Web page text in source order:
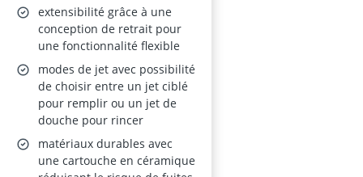
extensibilité grâce à une
conception de retrait pour
une fonctionnalité flexible
modes de jet avec possibilité
de choisir entre un jet ciblé
pour remplir ou un jet de
douche pour rincer
matériaux durables avec
une cartouche en céramique